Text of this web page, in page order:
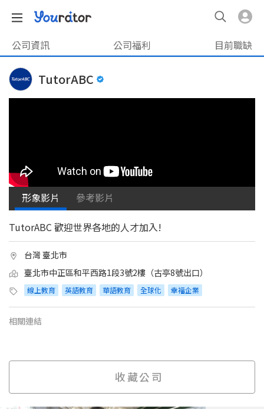
公司資訊 公司福利 目前職缺
TutorABC
形象影片 參考影片
TutorABC 歡迎世界各地的人才加入!
台灣 臺北市
臺北市中正區和平西路1段3號2樓（古亭8號出口）
線上教育 英語教育 華語教育 全球化 幸福企業
相關連結
收藏公司